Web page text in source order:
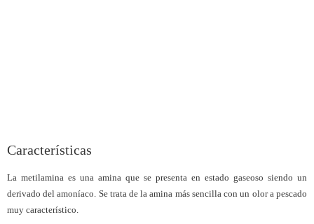
Características
La metilamina es una amina que se presenta en estado gaseoso siendo un
derivado del amoníaco. Se trata de la amina más sencilla con un olor a pescado
muy característico.